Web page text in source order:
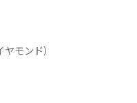
モンド）